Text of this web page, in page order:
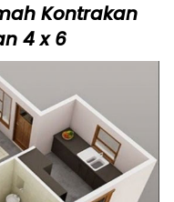
Kontrakan
4 x 6